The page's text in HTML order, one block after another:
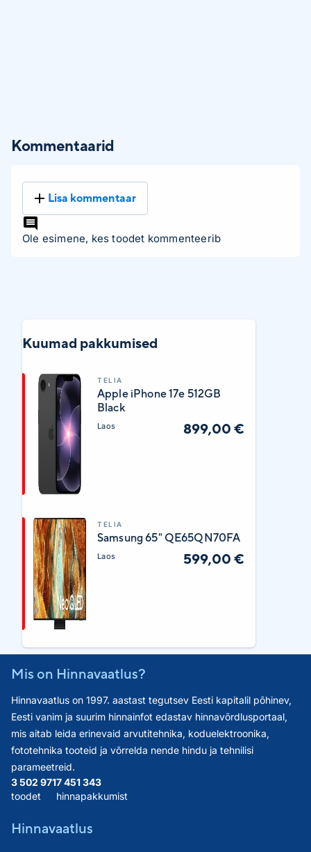
Kommentaarid
Lisa kommentaar
Ole esimene, kes toodet kommenteerib
Kuumad pakkumised
TELIA
Apple iPhone 17e 512GB
Black
Laos 899,00 €
TELIA
Samsung 65" QE65QN70FA
Laos 599,00 €
Mis on Hinnavaatlus?
Hinnavaatlus on 1997. aastast tegutsev Eesti kapitalil põhinev,
Eesti vanim ja suurim hinnainfot edastav hinnavõrdlusportaal,
mis aitab leida erinevaid arvutitehnika, koduelektroonika,
fototehnika tooteid ja võrrelda nende hindu ja tehnilisi
parameetreid.
3 502 971
toodet
7 451 343
hinnapakkumist
Hinnavaatlus